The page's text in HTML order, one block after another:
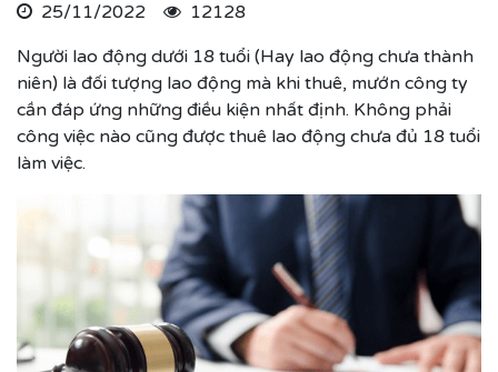
25/11/2022
12128
Người lao động dưới 18 tuổi (Hay lao động chưa thành
niên) là đối tượng lao động mà khi thuê, mướn công ty
cần đáp ứng những điều kiện nhất định. Không phải
công việc nào cũng được thuê lao động chưa đủ 18 tuổi
làm việc.